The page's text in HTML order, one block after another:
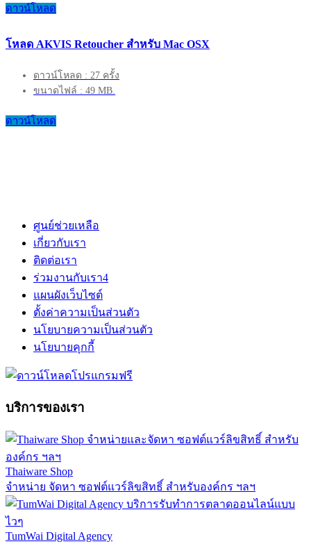
ดาวน์โหลด
โหลด AKVIS Retoucher สำหรับ Mac OSX
ดาวน์โหลด : 27 ครั้ง
ขนาดไฟล์ : 49 MB.
ดาวน์โหลด
ศูนย์ช่วยเหลือ
เกี่ยวกับเรา
ติดต่อเรา
ร่วมงานกับเรา4
แผนผังเว็บไซต์
ตั้งค่าความเป็นส่วนตัว
นโยบายความเป็นส่วนตัว
นโยบายคุกกี้
บริการของเรา
Thaiware Shop
จำหน่าย จัดหา ซอฟต์แวร์ลิขสิทธิ์ สำหรับองค์กร ฯลฯ
TumWai Digital Agency